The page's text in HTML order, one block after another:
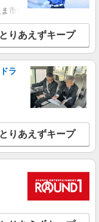
市岩槻区・久喜市・蓮田
とりあえずキープ
ラ
とりあえずキープ